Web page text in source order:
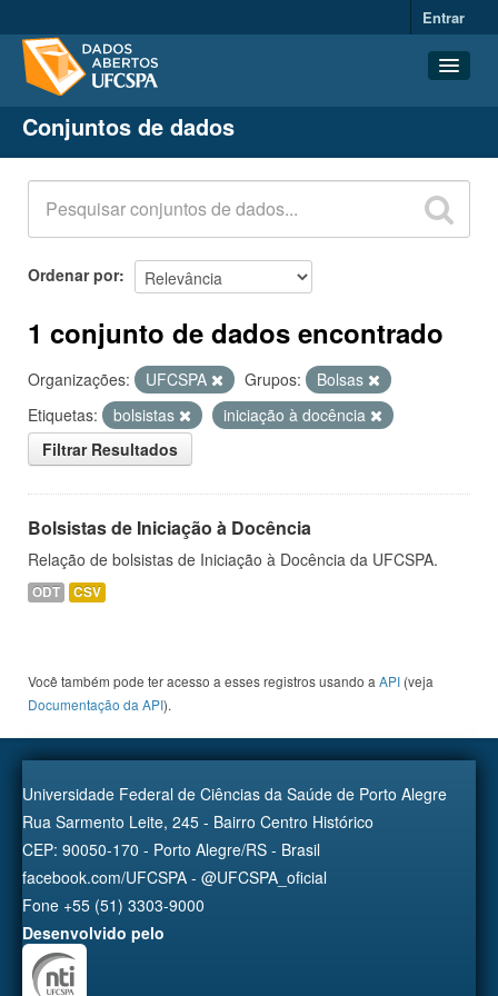
Entrar
Conjuntos de dados
Organizações
Grupos
Sobre
Conjuntos de dados
Ordenar por
1 conjunto de dados encontrado
Organizações: UFCSPA Grupos:
Bolsas
Etiquetas:
bolsistas
iniciação à docência
Filtrar Resultados
Bolsistas de Iniciação à Docência
Relação de bolsistas de Iniciação à Docência da UFCSPA.
ODT CSV
Você também pode ter acesso a esses registros usando a API (veja
Documentação da API).
Universidade Federal de Ciências da Saúde de Porto Alegre
Rua Sarmento Leite, 245 - Bairro Centro Histórico
CEP: 90050-170 - Porto Alegre/RS - Brasil
facebook.com/UFCSPA - @UFCSPA_oficial
Fone +55 (51) 3303-9000
Desenvolvido pelo